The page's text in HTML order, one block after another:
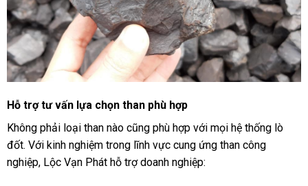
Hỗ trợ tư vấn lựa chọn than phù hợp
Không phải loại than nào cũng phù hợp với mọi hệ thống lò
đốt. Với kinh nghiệm trong lĩnh vực cung ứng than công
nghiệp, Lộc Vạn Phát hỗ trợ doanh nghiệp: